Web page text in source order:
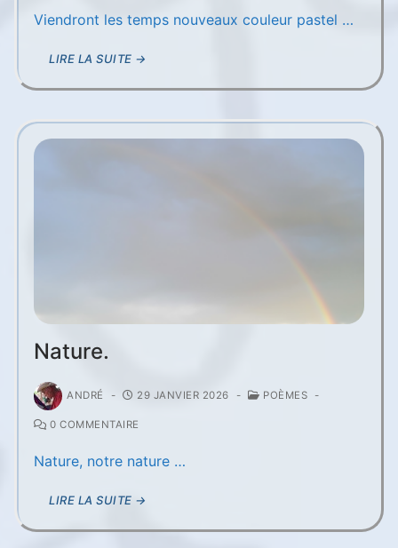
Viendront les temps nouveaux couleur pastel …
LIRE LA SUITE →
Nature.
ANDRÉ - 29 JANVIER 2026 - POÈMES -
0 COMMENTAIRE
Nature, notre nature …
LIRE LA SUITE →